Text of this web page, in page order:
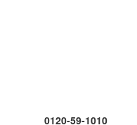
0120-59-1010